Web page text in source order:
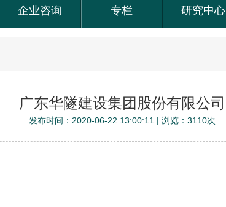
企业咨询 专栏 研究中心
广东华隧建设集团股份有限公司
发布时间：2020-06-22 13:00:11 | 浏览：3110次